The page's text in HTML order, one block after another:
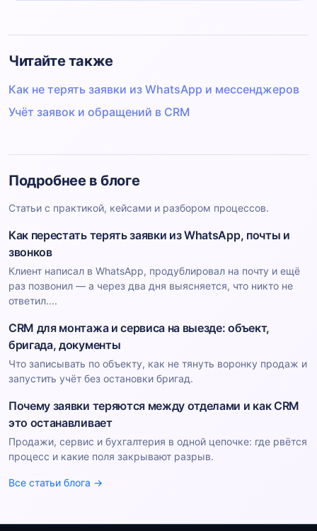
Читайте также
Как не терять заявки из WhatsApp и мессенджеров
Учёт заявок и обращений в CRM
Подробнее в блоге
Статьи с практикой, кейсами и разбором процессов.
Как перестать терять заявки из WhatsApp, почты и
звонков
Клиент написал в WhatsApp, продублировал на почту и ещё
раз позвонил — а через два дня выясняется, что никто не
ответил....
CRM для монтажа и сервиса на выезде: объект,
бригада, документы
Что записывать по объекту, как не тянуть воронку продаж и
запустить учёт без остановки бригад.
Почему заявки теряются между отделами и как CRM
это останавливает
Продажи, сервис и бухгалтерия в одной цепочке: где рвётся
процесс и какие поля закрывают разрыв.
Все статьи блога →